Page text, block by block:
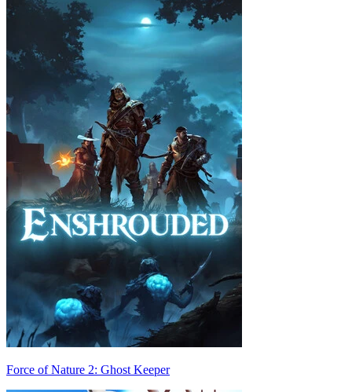
Force of Nature 2: Ghost Keeper